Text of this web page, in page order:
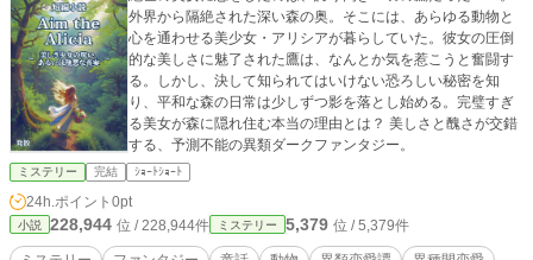
外界から隔絶された深い森の奥。そこには、あらゆる動物と
心を通わせる美少女・アリシアが暮らしていた。彼女の圧倒
的な美しさに魅了された鷹は、なんとか気を惹こうと奮闘す
る。しかし、決して知られてはいけない恐ろしい秘密を知
り、平和な森の日常は少しずつ影を落とし始める。完璧すぎ
る美女が森に隠れ住む本当の理由とは？ 美しさと醜さが交錯
する、予測不能の異類ダークファンタジー。
ミステリー 完結 ｼｮｰﾄｼｮｰﾄ
24h.ポイント 0pt
小説 228,944 位 / 228,944件 ミステリー 5,379 位 / 5,379件